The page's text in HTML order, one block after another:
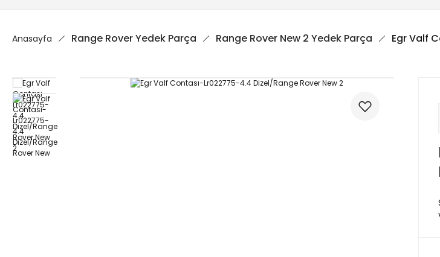
Anasayfa Range Rover Yedek Parça Range Rover New 2 Yedek Parça Egr Valf